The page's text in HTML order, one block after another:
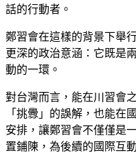
話的行動者。
鄭習會在這樣的背景下舉
更深的政治意涵：它既是
動的一環。
對台灣而言，能在川習會
「挑釁」的誤解，也能在
安排，讓鄭習會不僅僅是
置鋪陳，為後續的國際互